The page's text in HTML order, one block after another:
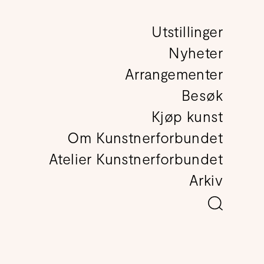
Utstillinger
Nyheter
Arrangementer
Besøk
Kjøp kunst
Om Kunstnerforbundet
Atelier Kunstnerforbundet
Arkiv